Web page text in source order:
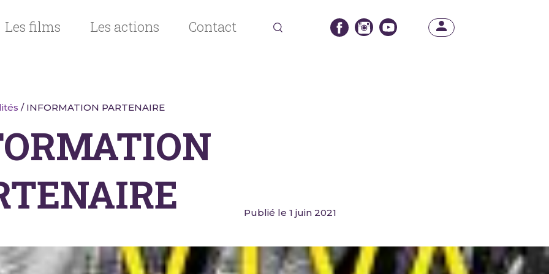
Les films Les actions Contact
/ INFORMATION PARTENAIRE
Publié le 1 juin 2021